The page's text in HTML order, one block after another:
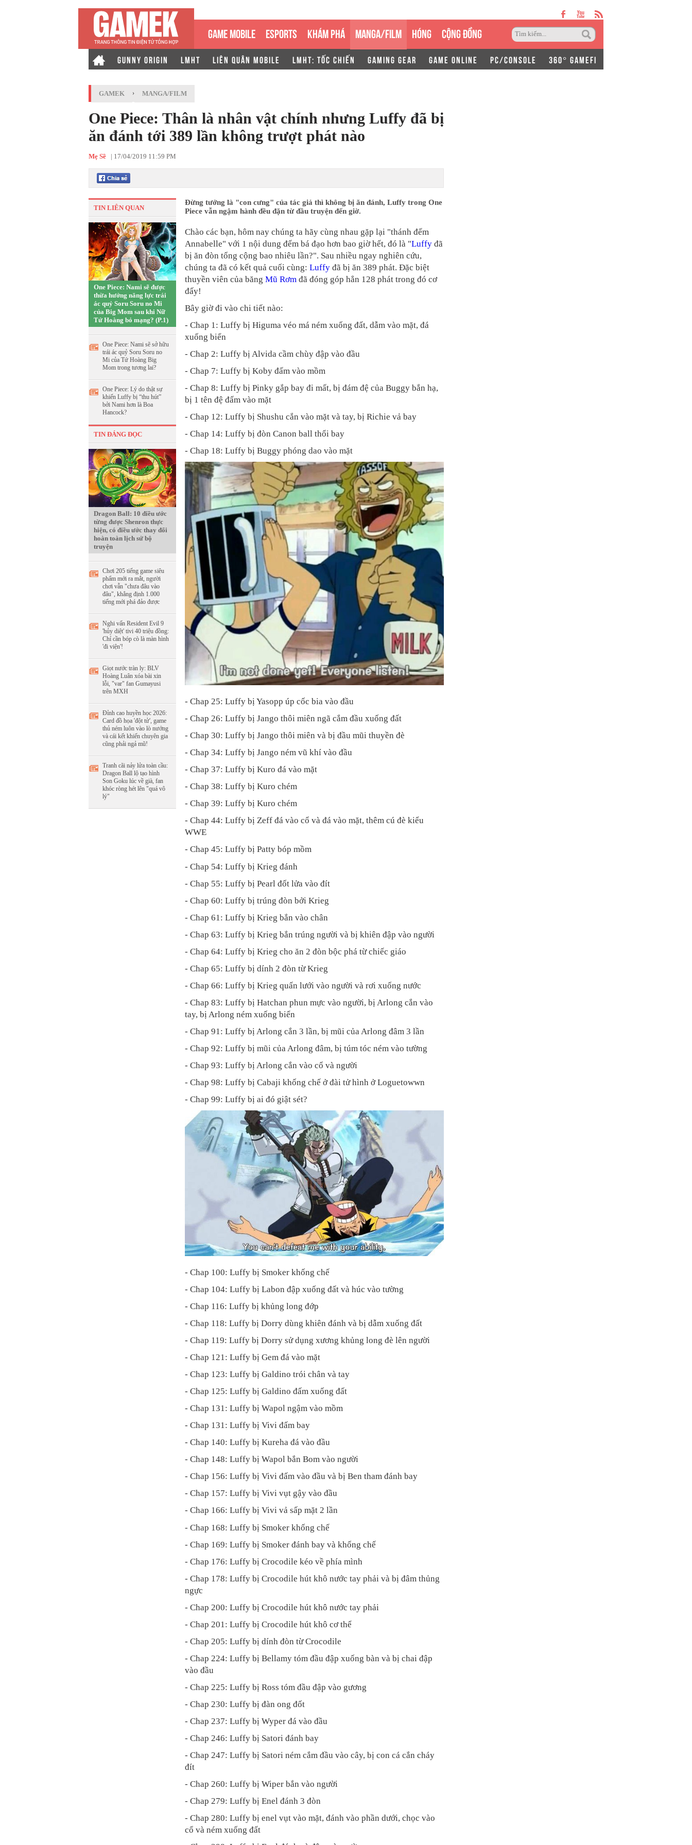
GAME MOBILE ESPORTS KHÁM PHÁ MANGA/FILM HÓNG CỘNG ĐỒNG
GUNNY ORIGIN LMHT LIÊN QUÂN MOBILE LMHT: TỐC CHIẾN GAMING GEAR GAME ONLINE PC/CONSOLE 360° GAMEFI
GAMEK › MANGA/FILM
One Piece: Thân là nhân vật chính nhưng Luffy đã bị
ăn đánh tới 389 lần không trượt phát nào
Mẹ Sề | 17/04/2019 11:59 PM
TIN LIÊN QUAN
One Piece: Nami sẽ được
thừa hưởng năng lực trái
ác quỷ Soru Soru no Mi
của Big Mom sau khi Nữ
Tứ Hoàng bỏ mạng? (P.1)
One Piece: Nami sẽ sở hữu
trái ác quỷ Soru Soru no
Mi của Tứ Hoàng Big
Mom trong tương lai?
One Piece: Lý do thật sự
khiến Luffy bị “thu hút”
bởi Nami hơn là Boa
Hancock?
TIN ĐÁNG ĐỌC
Dragon Ball: 10 điều ước
từng được Shenron thực
hiện, có điều ước thay đổi
hoàn toàn lịch sử bộ
truyện
Chơi 205 tiếng game siêu
phẩm mới ra mắt, người
chơi vẫn "chưa đâu vào
đâu", khẳng định 1.000
tiếng mới phá đảo được
Nghi vấn Resident Evil 9
'hủy diệt' tivi 40 triệu đồng:
Chỉ cần bóp cò là màn hình
'đi viện'!
Giọt nước tràn ly: BLV
Hoàng Luân xóa bài xin
lỗi, "var" fan Gumayusi
trên MXH
Đỉnh cao huyền học 2026:
Card đồ họa 'đột tử', game
thủ ném luôn vào lò nướng
và cái kết khiến chuyên gia
cũng phải ngả mũ!
Tranh cãi nảy lửa toàn cầu:
Dragon Ball lộ tạo hình
Son Goku lúc về già, fan
khóc ròng hét lên "quá vô
lý"
Đừng tưởng là "con cưng" của tác giả thì không bị ăn đánh, Luffy trong One
Piece vẫn ngậm hành đều đặn từ đầu truyện đến giờ.
Chào các bạn, hôm nay chúng ta hãy cùng nhau gặp lại "thánh đếm
Annabelle" với 1 nội dung đếm bá đạo hơn bao giờ hết, đó là "Luffy đã
bị ăn đòn tổng cộng bao nhiêu lần?". Sau nhiều ngay nghiên cứu,
chúng ta đã có kết quả cuối cùng: Luffy đã bị ăn 389 phát. Đặc biệt
thuyền viên của băng Mũ Rơm đã đóng góp hẳn 128 phát trong đó cơ
đấy!
Bây giờ đi vào chi tiết nào:
- Chap 1: Luffy bị Higuma véo má ném xuống đất, dẫm vào mặt, đá
xuống biển
- Chap 2: Luffy bị Alvida cầm chùy đập vào đầu
- Chap 7: Luffy bị Koby đấm vào mồm
- Chap 8: Luffy bị Pinky gắp bay đi mất, bị đám đệ của Buggy bắn hạ,
bị 1 tên đệ đấm vào mặt
- Chap 12: Luffy bị Shushu cắn vào mặt và tay, bị Richie vả bay
- Chap 14: Luffy bị đòn Canon ball thổi bay
- Chap 18: Luffy bị Buggy phóng dao vào mặt
- Chap 25: Luffy bị Yasopp úp cốc bia vào đầu
- Chap 26: Luffy bị Jango thôi miên ngã cắm đầu xuống đất
- Chap 30: Luffy bị Jango thôi miên và bị đầu mũi thuyền đè
- Chap 34: Luffy bị Jango ném vũ khí vào đầu
- Chap 37: Luffy bị Kuro đá vào mặt
- Chap 38: Luffy bị Kuro chém
- Chap 39: Luffy bị Kuro chém
- Chap 44: Luffy bị Zeff đá vào cổ và đá vào mặt, thêm cú đè kiểu
WWE
- Chap 45: Luffy bị Patty bóp mồm
- Chap 54: Luffy bị Krieg đánh
- Chap 55: Luffy bị Pearl đốt lửa vào đít
- Chap 60: Luffy bị trúng đòn bởi Krieg
- Chap 61: Luffy bị Krieg bắn vào chân
- Chap 63: Luffy bị Krieg bắn trúng người và bị khiên đập vào người
- Chap 64: Luffy bị Krieg cho ăn 2 đòn bộc phá từ chiếc giáo
- Chap 65: Luffy bị dính 2 đòn từ Krieg
- Chap 66: Luffy bị Krieg quấn lưới vào người và rơi xuống nước
- Chap 83: Luffy bị Hatchan phun mực vào người, bị Arlong cắn vào
tay, bị Arlong ném xuống biển
- Chap 91: Luffy bị Arlong cắn 3 lần, bị mũi của Arlong đâm 3 lần
- Chap 92: Luffy bị mũi của Arlong đâm, bị túm tóc ném vào tường
- Chap 93: Luffy bị Arlong cắn vào cổ và người
- Chap 98: Luffy bị Cabaji khống chế ở đài tử hình ở Loguetowwn
- Chap 99: Luffy bị ai đó giật sét?
- Chap 100: Luffy bị Smoker khống chế
- Chap 104: Luffy bị Labon đập xuống đất và húc vào tường
- Chap 116: Luffy bị khủng long đớp
- Chap 118: Luffy bị Dorry dùng khiên đánh và bị dẫm xuống đất
- Chap 119: Luffy bị Dorry sử dụng xương khủng long đè lên người
- Chap 121: Luffy bị Gem đá vào mặt
- Chap 123: Luffy bị Galdino trói chân và tay
- Chap 125: Luffy bị Galdino đấm xuống đất
- Chap 131: Luffy bị Wapol ngậm vào mồm
- Chap 131: Luffy bị Vivi đấm bay
- Chap 140: Luffy bị Kureha đá vào đầu
- Chap 148: Luffy bị Wapol bắn Bom vào người
- Chap 156: Luffy bị Vivi đấm vào đầu và bị Ben tham đánh bay
- Chap 157: Luffy bị Vivi vụt gậy vào đầu
- Chap 166: Luffy bị Vivi vả sấp mặt 2 lần
- Chap 168: Luffy bị Smoker khống chế
- Chap 169: Luffy bị Smoker đánh bay và khống chế
- Chap 176: Luffy bị Crocodile kéo về phía mình
- Chap 178: Luffy bị Crocodile hút khô nước tay phải và bị đâm thủng
ngực
- Chap 200: Luffy bị Crocodile hút khô nước tay phải
- Chap 201: Luffy bị Crocodile hút khô cơ thể
- Chap 205: Luffy bị dính đòn từ Crocodile
- Chap 224: Luffy bị Bellamy tóm đầu đập xuống bàn và bị chai đập
vào đầu
- Chap 225: Luffy bị Ross tóm đầu đập vào gương
- Chap 230: Luffy bị đàn ong đốt
- Chap 237: Luffy bị Wyper đá vào đầu
- Chap 246: Luffy bị Satori đánh bay
- Chap 247: Luffy bị Satori ném cắm đầu vào cây, bị con cá cắn cháy
đít
- Chap 260: Luffy bị Wiper bắn vào người
- Chap 279: Luffy bị Enel đánh 3 đòn
- Chap 280: Luffy bị enel vụt vào mặt, đánh vào phần dưới, chọc vào
cổ và ném xuống đất